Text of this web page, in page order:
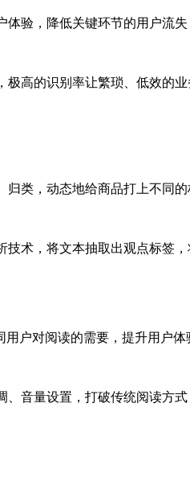
体验，降低关键环节的用户流失
高的识别率让繁琐、低效的
类，动态地给商品打上不同
术，将文本抽取出观点标签
用户对阅读的需要，提升用户体
、音量设置，打破传统阅读方式